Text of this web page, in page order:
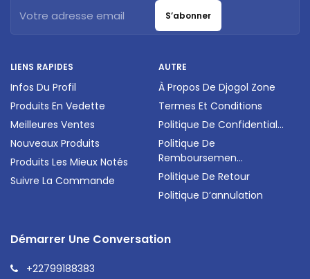
LIENS RAPIDES
Infos Du Profil
Produits En Vedette
Meilleures Ventes
Nouveaux Produits
Produits Les Mieux Notés
Suivre La Commande
AUTRE
À Propos De Djogol Zone
Termes Et Conditions
Politique De Confidential...
Politique De
Remboursemen...
Politique De Retour
Politique D’annulation
S’abonner
Démarrer Une Conversation
+22799188383